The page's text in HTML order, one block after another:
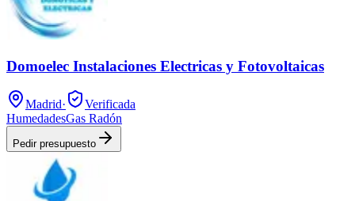
Domoelec Instalaciones Electricas y Fotovoltaicas
Madrid·
Verificada
HumedadesGas Radón
Pedir presupuesto